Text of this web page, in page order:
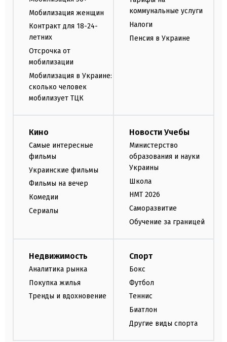
Мобилизация женщин
Контракт для 18-24-
летних
Отсрочка от
мобилизации
Мобилизация в Украине:
сколько человек
мобилизует ТЦК
коммунальные услуги
Налоги
Пенсия в Украине
Кино
Самые интересные
фильмы
Украинские фильмы
Фильмы на вечер
Комедии
Сериалы
Новости Учебы
Министерство
образования и науки
Украины
Школа
НМТ 2026
Саморазвитие
Обучение за границей
Недвижимость
Аналитика рынка
Покупка жилья
Тренды и вдохновение
Спорт
Бокс
Футбол
Теннис
Биатлон
Другие виды спорта